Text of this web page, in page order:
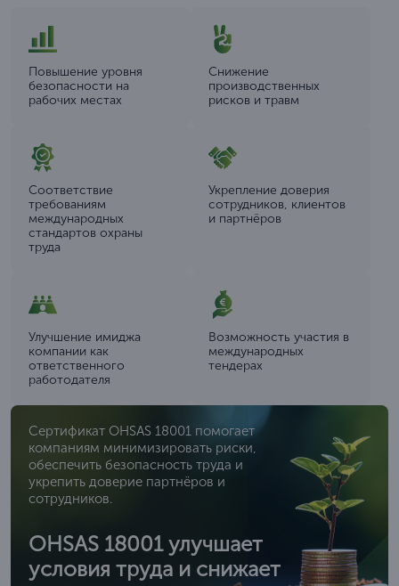
Повышение уровня
безопасности на
рабочих местах
Снижение
производственных
рисков и травм
Соответствие
требованиям
международных
стандартов охраны
труда
Укрепление доверия
сотрудников, клиентов
и партнёров
Улучшение имиджа
компании как
ответственного
работодателя
Возможность участия в
международных
тендерах
Сертификат OHSAS 18001 помогает
компаниям минимизировать риски,
обеспечить безопасность труда и
укрепить доверие партнёров и
сотрудников.
OHSAS 18001 улучшает
условия труда и снижает